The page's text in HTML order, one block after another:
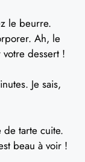
le beurre.
Ah, le
dessert !
Je sais,
de tarte cuite.
beau à voir !